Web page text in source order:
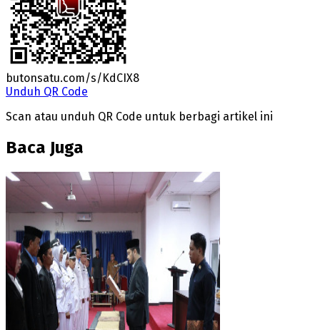
butonsatu.com/s/KdCIX8
Unduh QR Code
Scan atau unduh QR Code untuk berbagi artikel ini
Baca Juga